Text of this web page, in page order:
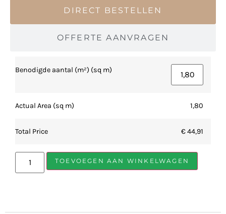
DIRECT BESTELLEN
OFFERTE AANVRAGEN
Benodigde aantal (m²) (sq m)
Actual Area (sq m) 1,80
Total Price € 44,91
TOEVOEGEN AAN WINKELWAGEN